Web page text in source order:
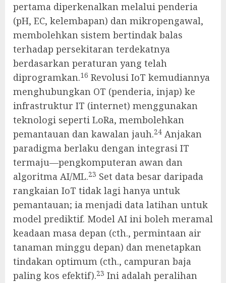
pertama diperkenalkan melalui penderia
(pH, EC, kelembapan) dan mikropengawal,
membolehkan sistem bertindak balas
terhadap persekitaran terdekatnya
berdasarkan peraturan yang telah
diprogramkan.16 Revolusi IoT kemudiannya
menghubungkan OT (penderia, injap) ke
infrastruktur IT (internet) menggunakan
teknologi seperti LoRa, membolehkan
pemantauan dan kawalan jauh.24 Anjakan
paradigma berlaku dengan integrasi IT
termaju—pengkomputeran awan dan
algoritma AI/ML.23 Set data besar daripada
rangkaian IoT tidak lagi hanya untuk
pemantauan; ia menjadi data latihan untuk
model prediktif. Model AI ini boleh meramal
keadaan masa depan (cth., permintaan air
tanaman minggu depan) dan menetapkan
tindakan optimum (cth., campuran baja
paling kos efektif).23 Ini adalah peralihan